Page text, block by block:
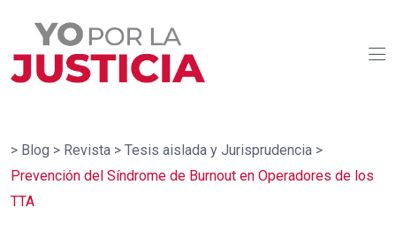
> Blog > Revista > Tesis aislada y Jurisprudencia >
Prevención del Síndrome de Burnout en Operadores de los
TTA